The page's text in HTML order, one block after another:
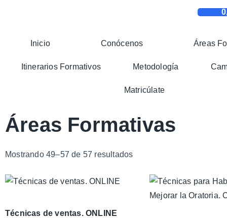
Inicio Conócenos Áreas
Itinerarios Formativos Metodología
Matricúlate
Áreas Formativas
Mostrando 49–57 de 57 resultados
Técnicas de ventas. ONLINE